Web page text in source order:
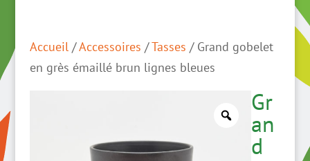
Accueil/Accessoires /Tasses / Grand gobelet
en grès émaillé brun lignes bleues
Gr
an
d